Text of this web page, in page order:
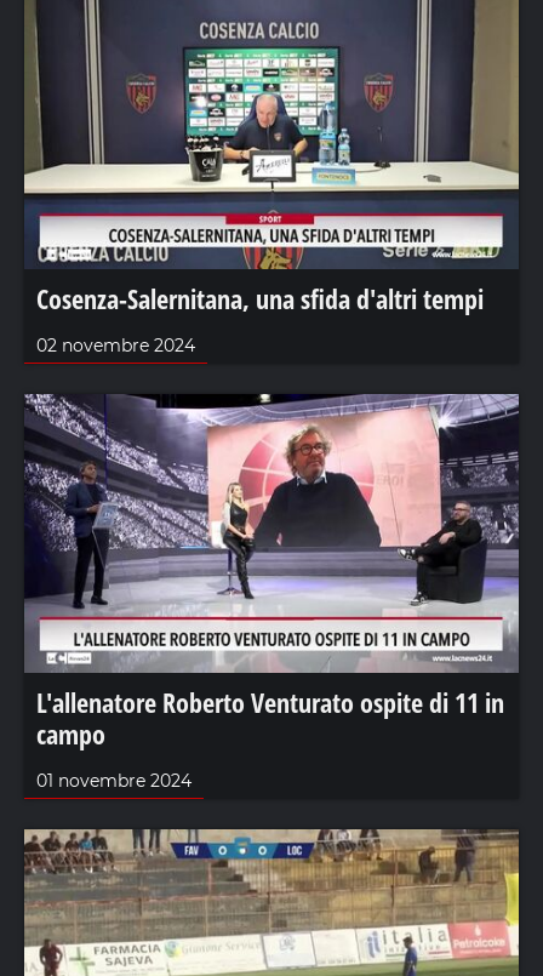
Cosenza-Salernitana, una sfida d'altri tempi
02 novembre 2024
L'allenatore Roberto Venturato ospite di 11 in
campo
01 novembre 2024